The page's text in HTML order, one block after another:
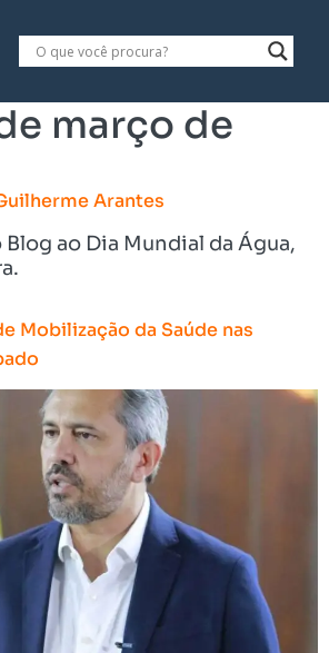
março de
Arantes
ao Dia Mundial da Água,
Mobilização da Saúde nas